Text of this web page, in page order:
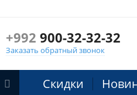
+992 900-32-32-32
Заказать обратный звонок
Скидки